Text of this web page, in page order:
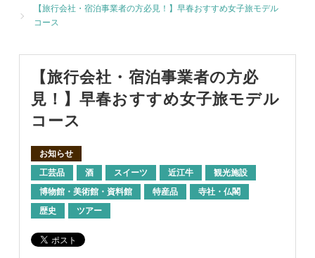
【旅行会社・宿泊事業者の方必見！】早春おすすめ女子旅モデル
コース
【旅行会社・宿泊事業者の方必
見！】早春おすすめ女子旅モデル
コース
お知らせ
工芸品
酒 スイーツ 近江牛
観光施設
博物館・美術館・資料館
特産品
寺社・仏閣
歴史
ツアー